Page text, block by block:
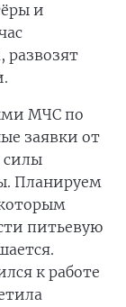
и
МЧС по
заявки от
силы
Планируем
питьевую
к работе